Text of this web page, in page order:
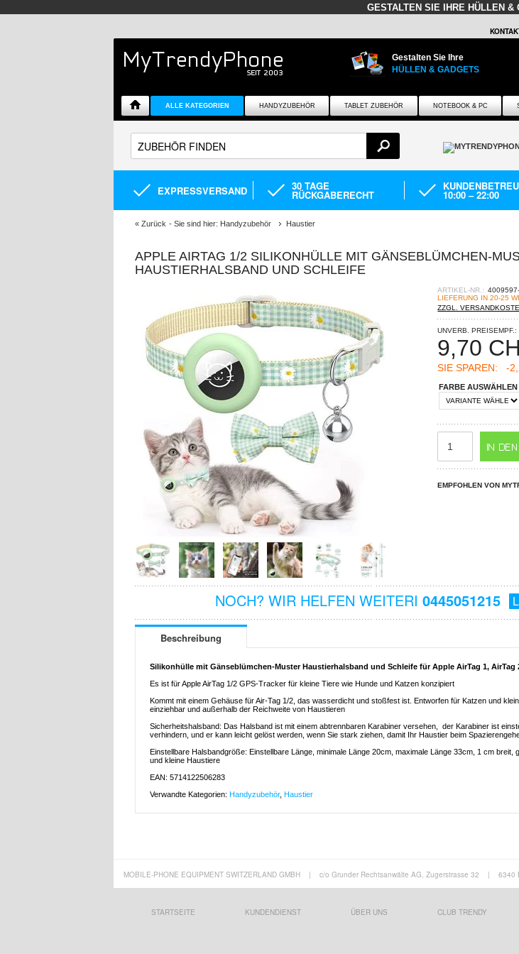
GESTALTEN SIE IHRE HÜLLEN &
Gestalten Sie Ihre
HÜLLEN & GADGETS
ALLE KATEGORIEN HANDYZUBEHÖR TABLET ZUBEHÖR NOTEBOOK & PC
EXPRESSVERSAND 30 TAGE
RÜCKGABERECHT 10:00 – 22:00
« Zurück - Sie sind hier: Handyzubehör Haustier
APPLE AIRTAG 1/2 SILIKONHÜLLE MIT GÄNSEBLÜMCHEN-
HAUSTIERHALSBAND UND SCHLEIFE
ARTIKEL-NR.:
LIEFERUNG IN 20-25
ZZGL.
UNVERB. PREISEMPF.:
9,70
SIE SPAREN: -
FARBE AUSWÄHLEN
EMPFOHLEN VON
NOCH? WIR HELFEN WEITERI 0445051215
Beschreibung
Silikonhülle mit Gänseblümchen-Muster Haustierhalsband und Schleife für Apple AirTag 1, AirTag
Es ist für Apple AirTag 1/2 GPS-Tracker für kleine Tiere wie Hunde und Katzen konzipiert
Kommt mit einem Gehäuse für Air-Tag 1/2, das wasserdicht und stoßfest ist. Entworfen für Katzen und
einziehbar und außerhalb der Reichweite von Haustieren
Sicherheitshalsband: Das Halsband ist mit einem abtrennbaren Karabiner versehen, der Karabiner ist
verhindern, und er kann leicht gelöst werden, wenn Sie stark ziehen, damit Ihr Haustier beim
Einstellbare Halsbandgröße: Einstellbare Länge, minimale Länge 20cm, maximale Länge 33cm, 1 cm breit,
und kleine Haustiere
EAN: 5714122506283
Verwandte Kategorien: Handyzubehör, Haustier
MOBILE-PHONE EQUIPMENT SWITZERLAND GMBH | c/o Grunder Rechtsanwälte AG, Zugerstrasse 32 | 6340
STARTSEITE KUNDENDIENST ÜBER UNS CLUB TRENDY